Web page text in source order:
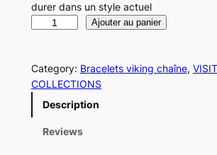
durer dans un style actuel
n
t
t
Ajouter au panier
Category: Bracelets viking chaîne,
COLLECTIONS
Description
Reviews